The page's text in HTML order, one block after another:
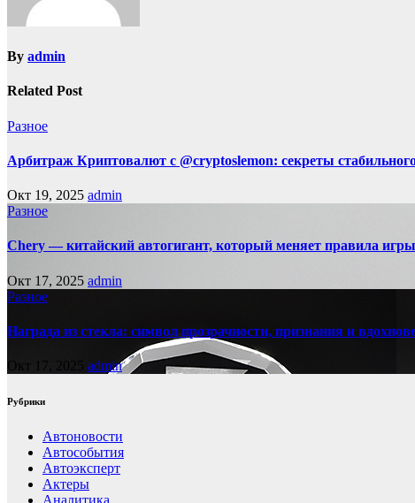
By admin
Related Post
Разное
Арбитраж Криптовалют с @cryptoslemon: секреты
Окт 19, 2025 admin
Разное
Chery — китайский автогигант, который меняет правила
Окт 17, 2025 admin
Разное
Награда из стекла: символ прозрачности, признания и
Окт 17, 2025 admin
Рубрики
Автоновости
Автособытия
Автоэксперт
Актеры
Аналитика